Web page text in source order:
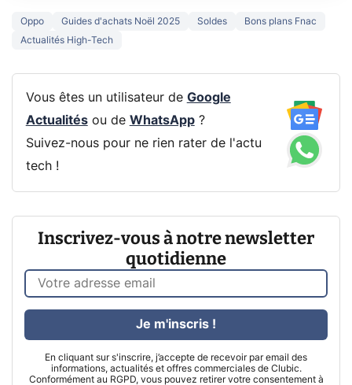
Oppo Guides d'achats Noël 2025 Soldes
Bons plans Fnac
Actualités High-Tech
Vous êtes un utilisateur de Google
Actualitésou de WhatsApp?
Suivez-nous pour ne rien rater de l'actu
tech !
Inscrivez-vous à notre newsletter
quotidienne
En cliquant sur s'inscrire, j’accepte de recevoir par email des
informations, actualités et offres commerciales de Clubic.
Conformément au RGPD, vous pouvez retirer votre consentement à
Je m'inscris !